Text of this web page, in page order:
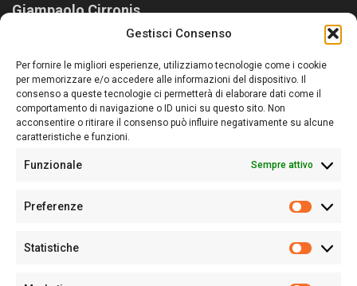
Gestisci Consenso
Per fornire le migliori esperienze, utilizziamo tecnologie come i cookie
per memorizzare e/o accedere alle informazioni del dispositivo. Il
consenso a queste tecnologie ci permetterà di elaborare dati come il
comportamento di navigazione o ID unici su questo sito. Non
acconsentire o ritirare il consenso può influire negativamente su alcune
caratteristiche e funzioni.
Funzionale Sempre attivo
Preferenze
Statistiche
Giampaolo Cirronis
Sardegna Ieri-Oggi-Domani nasce per informare “liberamente” i
lettori su quanto accade in Sardegna, con un occhio rivolto al
nostro passato e, soprattutto, al nostro futuro
Follow Us
Sede:Via Cristoforo Colombo 09013 Carbonia
Partita IVA02270380922